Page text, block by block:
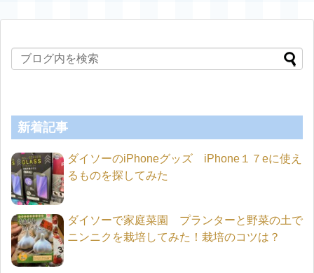
新着記事
ダイソーのiPhoneグッズ iPhone１７eに使え
るものを探してみた
ダイソーで家庭菜園 プランターと野菜の土で
ニンニクを栽培してみた！栽培のコツは？